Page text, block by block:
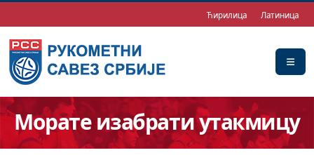
Ћирилица Латиница
Морате изабрати утакмицу